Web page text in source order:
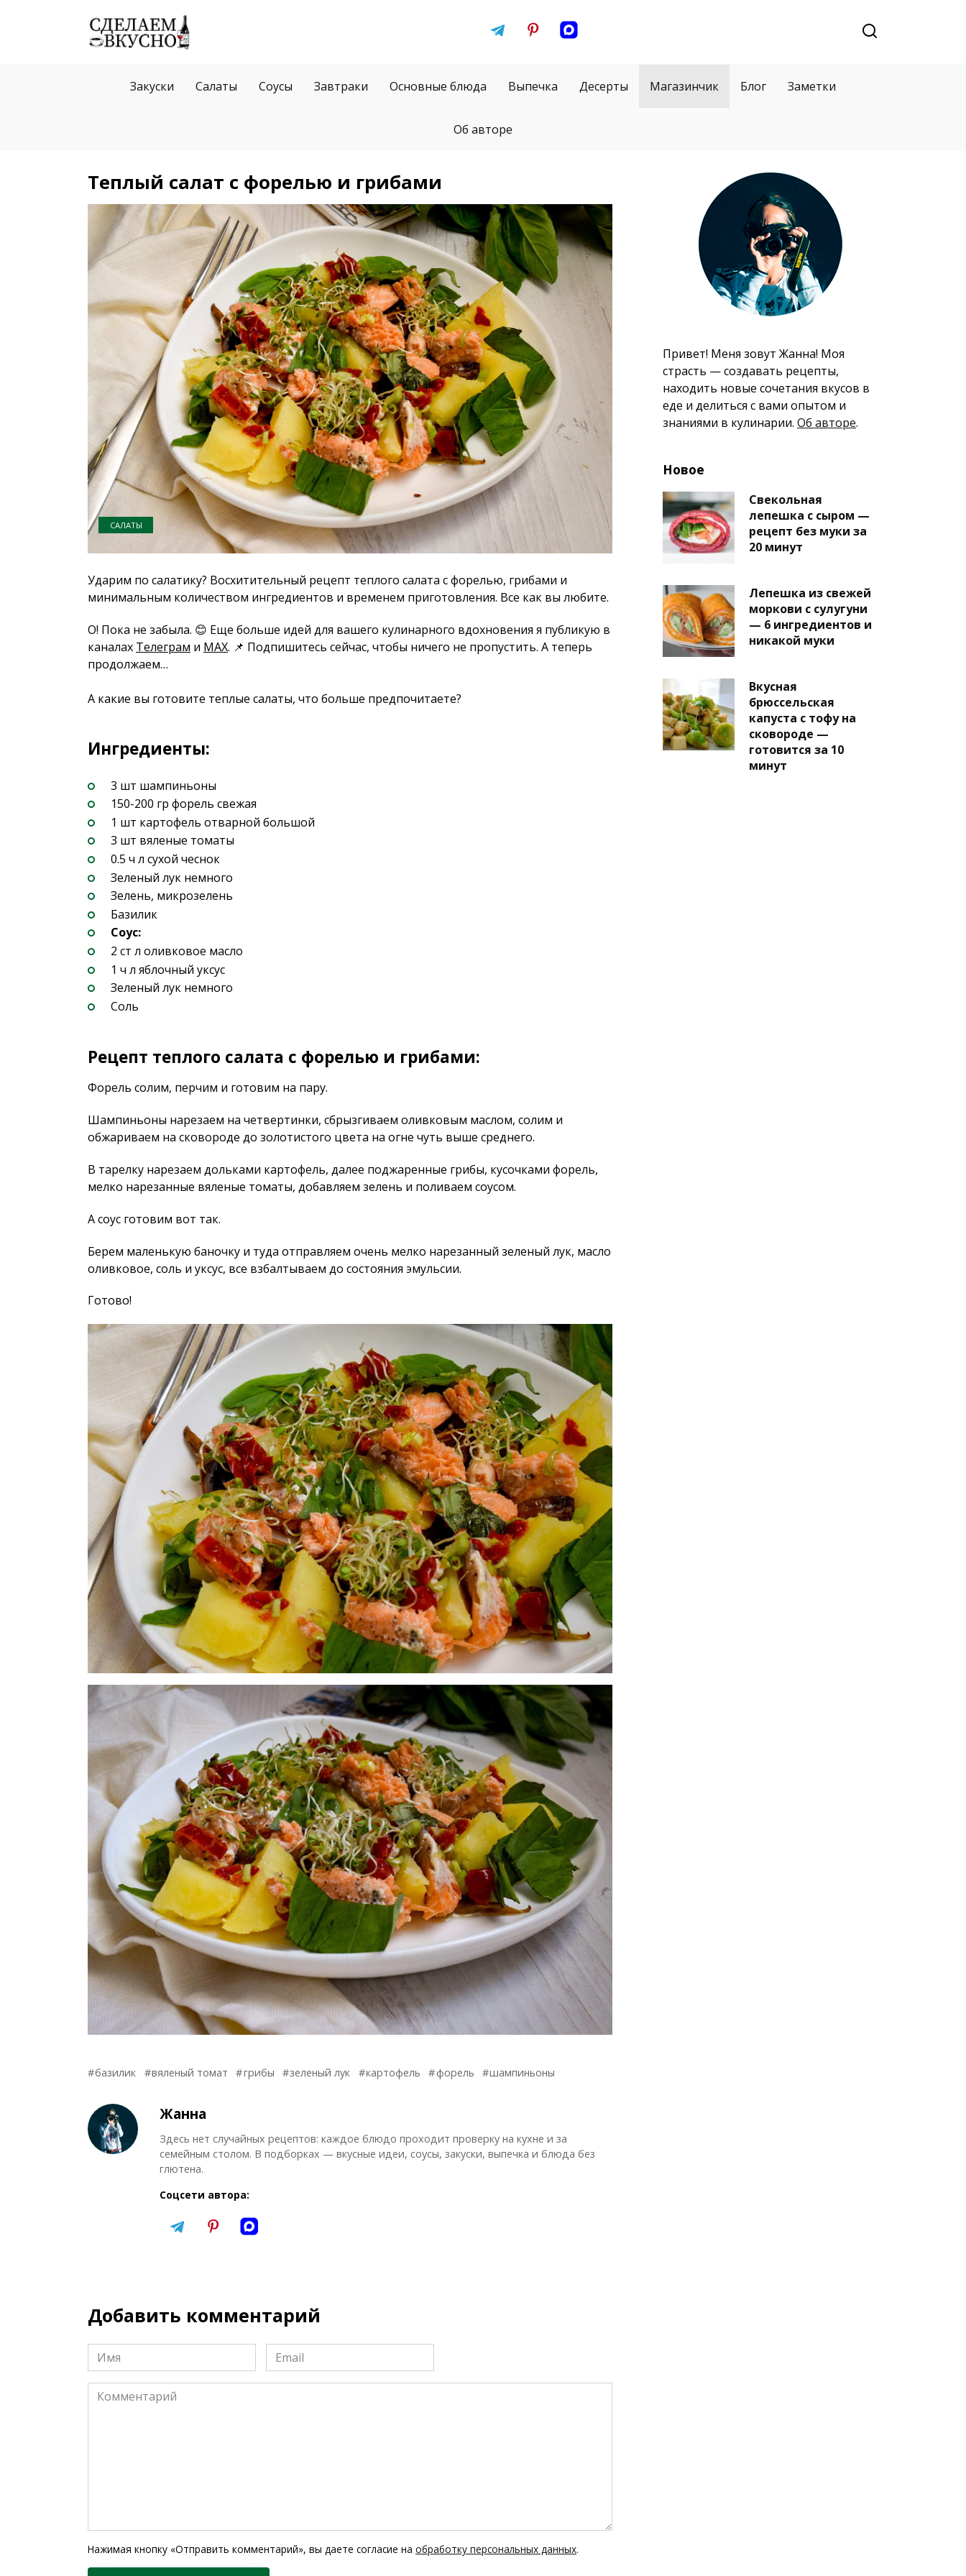
Закуски Салаты Соусы Завтраки Основные блюда Выпечка Десерты Магазинчик Блог Заметки
Об авторе
Теплый салат с форелью и грибами
САЛАТЫ
Ударим по салатику? Восхитительный рецепт теплого салата с форелью, грибами и
минимальным количеством ингредиентов и временем приготовления. Все как вы любите.
О! Пока не забыла. 😊 Еще больше идей для вашего кулинарного вдохновения я публикую в
каналах Телеграм и MAX. 📌 Подпишитесь сейчас, чтобы ничего не пропустить. А теперь
продолжаем…
А какие вы готовите теплые салаты, что больше предпочитаете?
Ингредиенты:
3 шт шампиньоны
150-200 гр форель свежая
1 шт картофель отварной большой
3 шт вяленые томаты
0.5 ч л сухой чеснок
Зеленый лук немного
Зелень, микрозелень
Базилик
Соус:
2 ст л оливковое масло
1 ч л яблочный уксус
Зеленый лук немного
Соль
Рецепт теплого салата с форелью и грибами:
Форель солим, перчим и готовим на пару.
Шампиньоны нарезаем на четвертинки, сбрызгиваем оливковым маслом, солим и
обжариваем на сковороде до золотистого цвета на огне чуть выше среднего.
В тарелку нарезаем дольками картофель, далее поджаренные грибы, кусочками форель,
мелко нарезанные вяленые томаты, добавляем зелень и поливаем соусом.
А соус готовим вот так.
Берем маленькую баночку и туда отправляем очень мелко нарезанный зеленый лук, масло
оливковое, соль и уксус, все взбалтываем до состояния эмульсии.
Готово!
базилик вяленый томат грибы зеленый лук картофель форель шампиньоны
Жанна
Здесь нет случайных рецептов: каждое блюдо проходит проверку на кухне и за
семейным столом. В подборках — вкусные идеи, соусы, закуски, выпечка и блюда без
глютена.
Соцсети автора:
Добавить комментарий
Имя
*
Email
*
Комментарий
Нажимая кнопку «Отправить комментарий», вы даете согласие на обработку персональных данных.
Привет! Меня зовут Жанна! Моя
страсть — создавать рецепты,
находить новые сочетания вкусов в
еде и делиться с вами опытом и
знаниями в кулинарии. Об авторе.
Новое
Свекольная
лепешка с сыром —
рецепт без муки за
20 минут
Лепешка из свежей
моркови с сулугуни
— 6 ингредиентов и
никакой муки
Вкусная
брюссельская
капуста с тофу на
сковороде —
готовится за 10
минут